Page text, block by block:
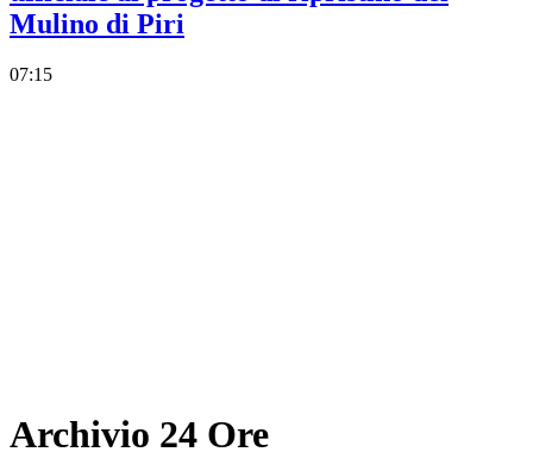
Mulino di Piri
07:15
Archivio 24 Ore